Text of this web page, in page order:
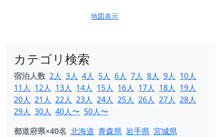
地図表示
カテゴリ検索
宿泊人数 2人 3人 4人 5人 6人 7人 8人 9人 10人
11人 12人 13人 14人 15人 16人 17人 18人 19人
20人 21人 22人 23人 24人 25人 26人 27人 28人
29人 30人 40人〜 50人〜
都道府県×40名 北海道 青森県 岩手県 宮城県